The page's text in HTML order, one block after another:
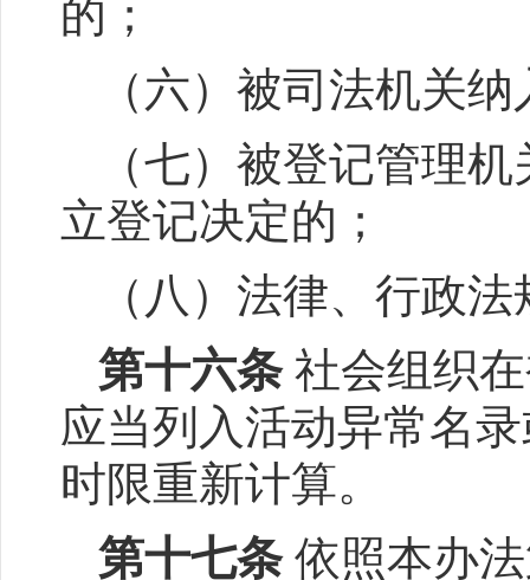
的；
（六）被司法机关
（七）被登记管理
立登记决定的；
（八）法律、行政
第十六条社会组织
应当列入活动异常名
时限重新计算。
第十七条依照本办